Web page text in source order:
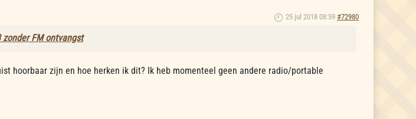
25 jul 2018 08:59 #72980
zonder FM ontvangst
hoorbaar zijn en hoe herken ik dit? Ik heb momenteel geen andere radio/portable